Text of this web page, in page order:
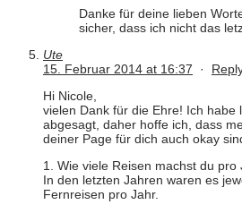
Danke für deine lieben
sicher, dass ich nicht das
Ute
15. Februar 2014 at 16:37 ·
Hi Nicole,
vielen Dank für die Ehre! Ich habe
abgesagt, daher hoffe ich, dass
deiner Page für dich auch okay
1. Wie viele Reisen machst du pro
In den letzten Jahren waren es
Fernreisen pro Jahr.